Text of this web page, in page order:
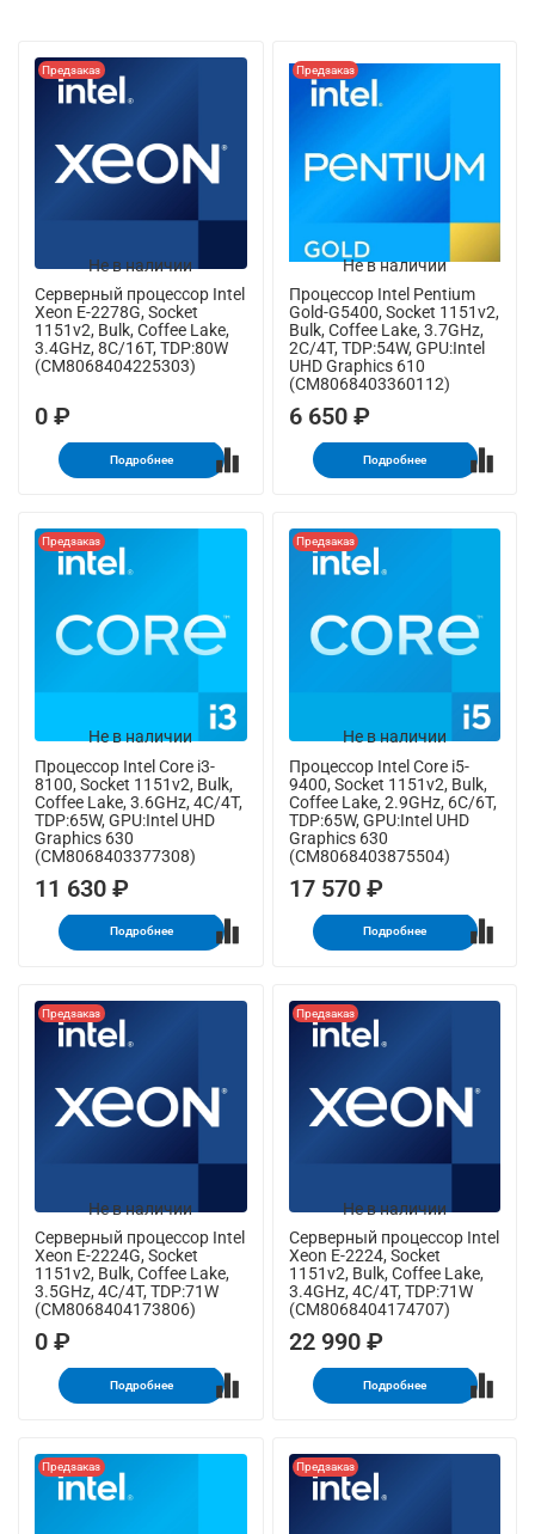
Не в наличии
Предзаказ
Серверный процессор Intel
Xeon E-2278G, Socket
1151v2, Bulk, Coffee Lake,
3.4GHz, 8C/16T, TDP:80W
(CM8068404225303)
0 ₽
Подробнее
Не в наличии
Предзаказ
Процессор Intel Pentium
Gold-G5400, Socket 1151v2,
Bulk, Coffee Lake, 3.7GHz,
2C/4T, TDP:54W, GPU:Intel
UHD Graphics 610
(CM8068403360112)
6 650 ₽
Подробнее
Не в наличии
Предзаказ
Процессор Intel Core i3-
8100, Socket 1151v2, Bulk,
Coffee Lake, 3.6GHz, 4C/4T,
TDP:65W, GPU:Intel UHD
Graphics 630
(CM8068403377308)
11 630 ₽
Подробнее
Не в наличии
Предзаказ
Процессор Intel Core i5-
9400, Socket 1151v2, Bulk,
Coffee Lake, 2.9GHz, 6C/6T,
TDP:65W, GPU:Intel UHD
Graphics 630
(CM8068403875504)
17 570 ₽
Подробнее
Не в наличии
Предзаказ
Серверный процессор Intel
Xeon E-2224G, Socket
1151v2, Bulk, Coffee Lake,
3.5GHz, 4C/4T, TDP:71W
(CM8068404173806)
0 ₽
Подробнее
Не в наличии
Предзаказ
Серверный процессор Intel
Xeon E-2224, Socket
1151v2, Bulk, Coffee Lake,
3.4GHz, 4C/4T, TDP:71W
(CM8068404174707)
22 990 ₽
Подробнее
Предзаказ Предзаказ